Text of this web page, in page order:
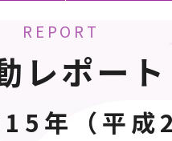
REPORT
レポート
年（平成